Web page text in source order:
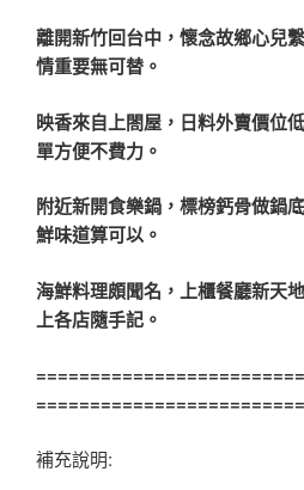
離開新竹回台中，懷念故鄉心兒
情重要無可替。
映香來自上閤屋，日料外賣價位
單方便不費力。
附近新開食樂鍋，標榜鈣骨做鍋
鮮味道算可以。
海鮮料理頗聞名，上櫃餐廳新天
上各店隨手記。
補充說明: